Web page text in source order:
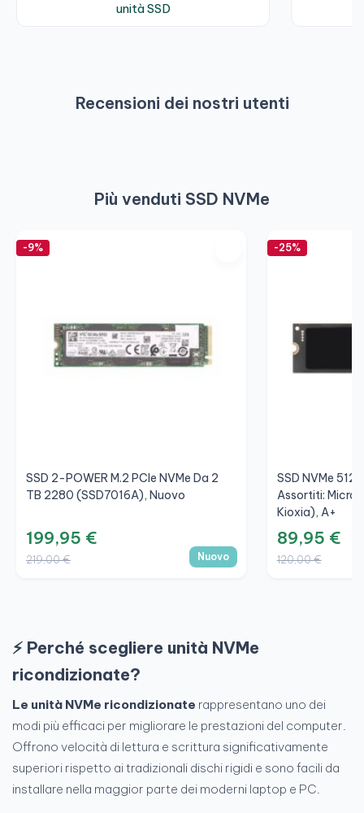
unità SSD
Recensioni dei nostri utenti
Più venduti SSD NVMe
-9%
SSD 2-POWER M.2 PCIe NVMe Da 2
TB 2280 (SSD7016A), Nuovo
199,95 €
219,00 € Nuovo
-25%
SSD NVMe 512
Assortiti:
Kioxia), A+
89,95 €
120,00 €
⚡ Perché scegliere unità NVMe
ricondizionate?
Le unità NVMe ricondizionate rappresentano uno dei
modi più efficaci per migliorare le prestazioni del computer.
Offrono velocità di lettura e scrittura significativamente
superiori rispetto ai tradizionali dischi rigidi e sono facili da
installare nella maggior parte dei moderni laptop e PC.